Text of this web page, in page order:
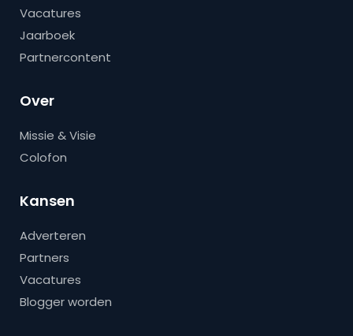
Vacatures
Jaarboek
Partnercontent
Over
Missie & Visie
Colofon
Kansen
Adverteren
Partners
Vacatures
Blogger worden